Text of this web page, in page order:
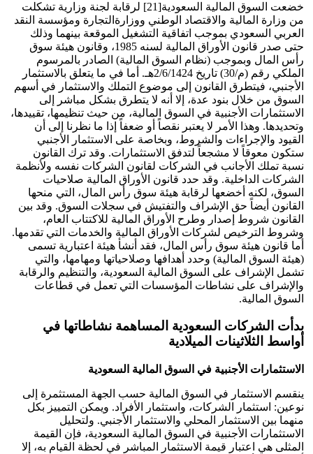
خضعت السوق المالية السعودية[21] لرقابة لجنة وزارية تشكلت
من وزارة المالية والاقتصاد الوطني ووزارةالتجارة ومؤسسة النقد
العربي السعودي بموجب اتفاقية التشغيل الموقعة بينهما وذلك
حتى صدر قانون الأوراق المالية لسنه 1985، وقانون هيئة سوق
رأس المال وبموجب (نظام السوق المالية) الصادر بالمرسوم
الملكي رقم (م/30) تاريخ 2/6/1424هـ. أما في ما يتعلق بالاستثمار
الأجنبي، فيتطرق القانون إلى موضوع التملك والاستثمار في أسهم
السوق من خلال بنود عدة، إلا أنه لا يتطرق بشكل مباشر إلى
الاستثمارات الأجنبية في السوق المالية، من حيث تنظيمها، تقييدها،
وتحديدها. وهذا الأمر لا يعتبر نقصاً أو ضعفاً إذا ما نظرنا إلى أن
القيود والإجراءات والشروط، وبخاصة على الاستثمار الأجنبي
ستكون معوقاً لا مشجعاً لتدفق الاستثمارات. وقد ترك القانون
نسبة تملك الأجانب في الشركات لقانون الشركات نفسه ولأنظمة
الشركات الداخلية. وقد حدد قانون الأوراق المالية صلاحيات
السوق، لكنه أخضعها لرقابة هيئة سوق رأس المال، التي منحها
القانون أيضاً حق الإشراف والتفتيش في سجلات السوق. وقد بين
القانون شروط إصدار وطرح الأوراق المالية للاكتتاب العام،
وشروط الترخيص لشركات الأوراق المالية والخدمات التي تقدمها.
أما قانون هيئة سوق رأس المال، فقد أنشأ هيئة اعتبارية تسمى
(هيئة السوق المالية) وحدد أهدافها وصلاحياتها ومهامها، والتي
تشمل الإشراف على السوق المالية السعودية، والتنظيم والرقابة
والإشراف على نشاطات المؤسسات التي تعمل في قطاعات
السوق المالية.
بدأت الشركات السعودية المساهمة نشاطاتها في
أواسط الثلاثينات الميلادية
الاستثمارات الأجنبية في السوق المالية السعودية
ينقسم الاستثمار في السوق المالية حسب الجهة المستثمرة إلى
نوعين: استثمار الشركات، واستثمار الأفراد. ويمكن التمييز بكل
منهما بين الاستثمار المحلي والاستثمار الأجنبي. ولتحليل
الاستثمارات الأجنبية في السوق المالية السعودية، فإن القيمة
المثلى هي اعتبار قيمة الاستثمار المباشر في لحظة القيام به، إلا